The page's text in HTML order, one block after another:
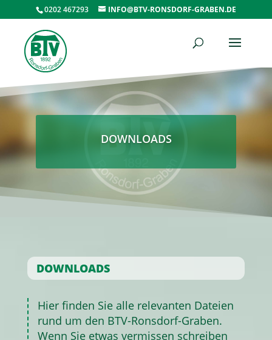
0202 467293 INFO@BTV-RONSDORF-GRABEN.DE
DOWNLOADS
DOWNLOADS
Hier finden Sie alle relevanten Dateien
rund um den BTV-Ronsdorf-Graben.
Wenn Sie etwas vermissen schreiben